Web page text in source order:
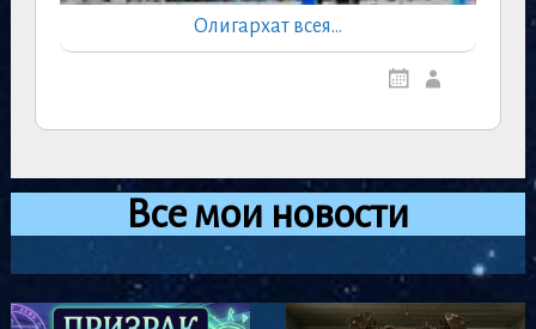
Олигархат всея…
Все мои новости